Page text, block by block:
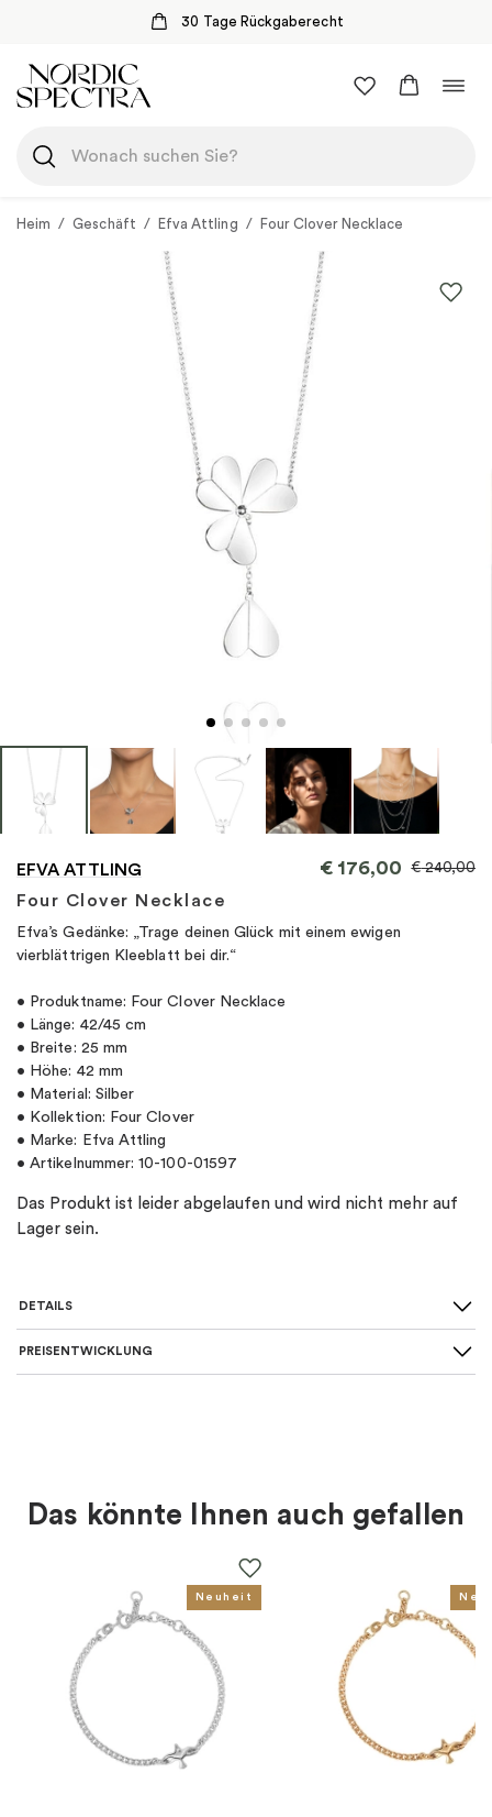
30 Tage Rückgaberecht
Inhalt
springen
Heim / Geschäft / Efva Attling / Four Clover Necklace
EFVA ATTLING
Four Clover Necklace
€176,00 €240,00
Efva’s Gedänke: „Trage deinen Glück mit einem ewigen
vierblättrigen Kleeblatt bei dir.“
• Produktname: Four Clover Necklace
• Länge: 42/45 cm
• Breite: 25 mm
• Höhe: 42 mm
• Material: Silber
• Kollektion: Four Clover
• Marke: Efva Attling
• Artikelnummer: 10-100-01597
Das Produkt ist leider abgelaufen und wird nicht mehr auf
Lager sein.
DETAILS
SKU
Damen
: 7332822287844
Kollektion Four Clover
Halsketten
PREISENTWICKLUNG
Das könnte Ihnen auch gefallen
Neuheit